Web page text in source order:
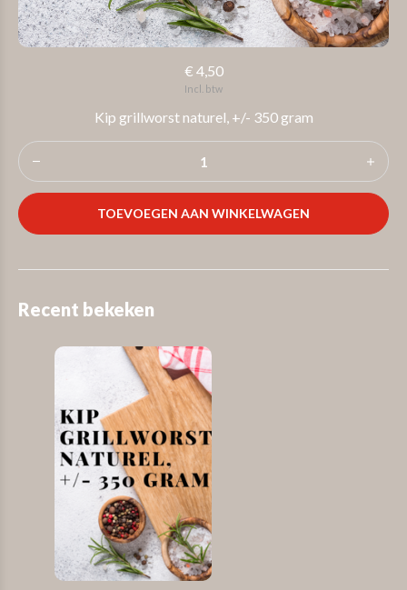
€ 4,50
Incl. btw
Kip grillworst naturel, +/- 350 gram
TOEVOEGEN AAN WINKELWAGEN
Recent bekeken